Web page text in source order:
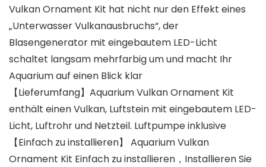
Vulkan Ornament Kit hat nicht nur den Effekt eines
„Unterwasser Vulkanausbruchs“, der
Blasengenerator mit eingebautem LED-Licht
schaltet langsam mehrfarbig um und macht Ihr
Aquarium auf einen Blick klar
【Lieferumfang】Aquarium Vulkan Ornament Kit
enthält einen Vulkan, Luftstein mit eingebautem LED-
Licht, Luftrohr und Netzteil. Luftpumpe inklusive
【Einfach zu installieren】 Aquarium Vulkan
Ornament Kit Einfach zu installieren，Installieren Sie